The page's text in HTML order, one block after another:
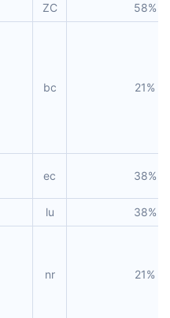
ZC 58%
bc 21%
ec 38%
lu 38%
nr 21%